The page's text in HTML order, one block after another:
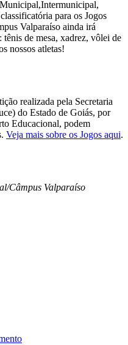
para os Jogos
Valparaíso ainda irá
tênis de mesa, xadrez, vôlei de
nossos atletas!
realizada pela Secretaria
do Estado de Goiás, por
Educacional, podem
Veja mais sobre os Jogos aqui.
Câmpus Valparaíso